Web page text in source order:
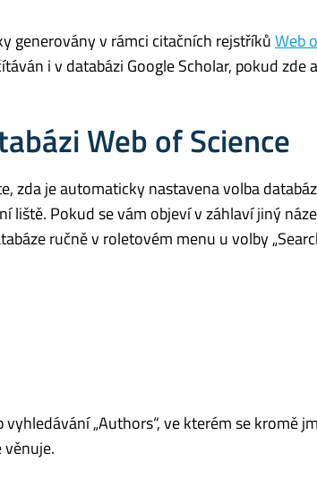
generovány v rámci citačních rejstříkůWeb
i v databázi Google Scholar, pokud zde
Web of Science
zda je automaticky nastavena volba
liště. Pokud se vám objeví v záhlaví jiný
ručně v roletovém menu u volby
„Authors“, ve kterém se kromě